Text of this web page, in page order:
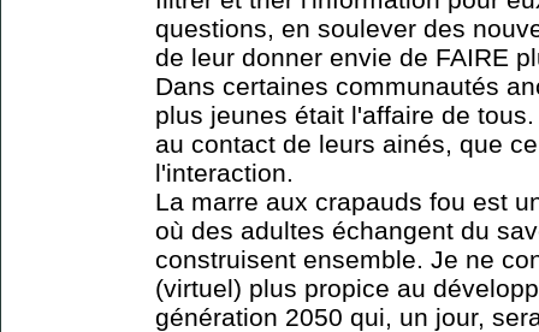
questions, en soulever des
de leur donner envie de FAIRE
Dans certaines communautés
plus jeunes était l'affaire de
au contact de leurs ainés, que
l'interaction.
La marre aux crapauds fou est
où des adultes échangent du
construisent ensemble. Je ne
(virtuel) plus propice au
génération 2050 qui, un jour,